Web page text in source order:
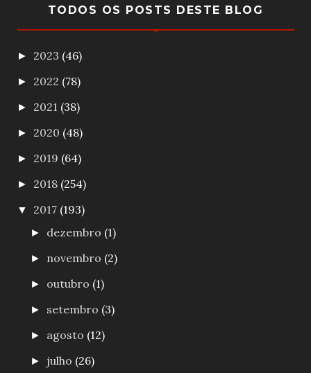
TODOS OS POSTS DESTE BLOG
► 2023 (46)
► 2022 (78)
► 2021 (38)
► 2020 (48)
► 2019 (64)
► 2018 (254)
▼ 2017 (193)
► dezembro (1)
► novembro (2)
► outubro (1)
► setembro (3)
► agosto (12)
► julho (26)